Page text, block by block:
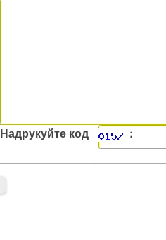
Надрукуйте код :